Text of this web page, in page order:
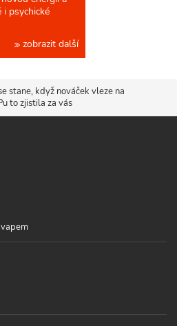
i psychické
zobrazit další
stane, když nováček vleze na
to zjistila za vás